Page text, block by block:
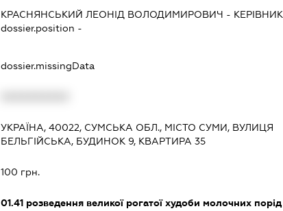
КРАСНЯНСЬКИЙ ЛЕОНІД ВОЛОДИМИРОВИЧ - КЕРІВНИК
dossier.position -
dossier.missingData
УКРАЇНА, 40022, СУМСЬКА ОБЛ., МІСТО СУМИ, ВУЛИЦЯ
БЕЛЬГІЙСЬКА, БУДИНОК 9, КВАРТИРА 35
100 грн.
01.41 розведення великої рогатої худоби молочних порід